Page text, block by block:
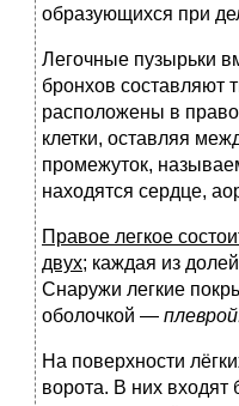
образующихся при
Легочные пузырьки
бронхов составляют
расположены в
клетки, оставляя
промежуток,
находятся сердце,
Правое легкое
двух; каждая из
Снаружи легкие
оболочкой —
На поверхности
ворота. В них входят